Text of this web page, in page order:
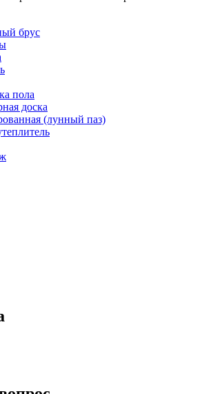
брус
пола
доска
(лунный паз)